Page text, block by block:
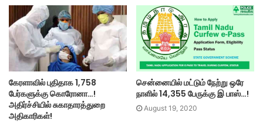
கேரளாவில் புதிதாக 1,758
பேர்களுக்கு கொரோனா…!
அதிர்ச்சியில் சுகாதாரத்துறை
அதிகாரிகள்!
சென்னையில் மட்டும் நேற்று ஒரே
நாளில் 14,355 பேருக்கு இ பாஸ்…!
August 19, 2020